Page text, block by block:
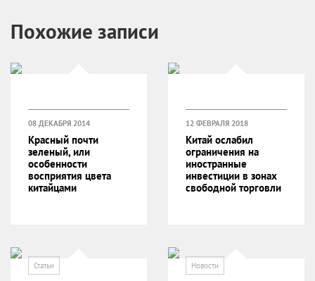
Похожие записи
Статьи
08 ДЕКАБРЯ 2014
Красный почти
зеленый, или
особенности
восприятия цвета
китайцами
Новости
12 ФЕВРАЛЯ 2018
Китай ослабил
ограничения на
иностранные
инвестиции в зонах
свободной торговли